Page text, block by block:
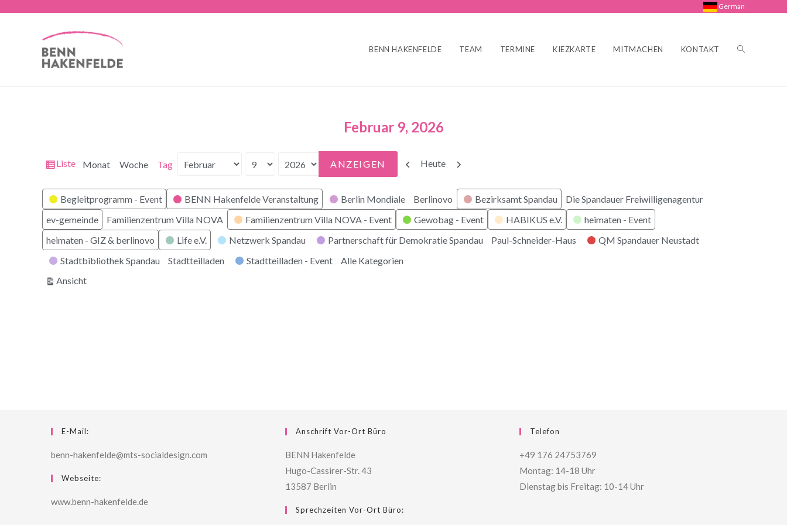
German
BENN HAKENFELDE TEAM TERMINE KIEZKARTE MITMACHEN KONTAKT
Februar 9, 2026
Ansicht
Liste Monat Woche Tag
Monat
Tag
Jahr
Zurück
Heute Weiter
Kategorien
Begleitprogramm - Event BENN Hakenfelde Veranstaltung Berlin Mondiale Berlinovo Bezirksamt Spandau
Die Spandauer Freiwilligenagentur
ev-gemeinde
Familienzentrum Villa NOVA Familienzentrum Villa NOVA - Event Gewobag - Event HABIKUS e.V.
heimaten - Event
heimaten - GIZ & berlinovo
Life e.V. Netzwerk Spandau Partnerschaft für Demokratie Spandau Paul-Schneider-Haus
QM Spandauer Neustadt
Stadtbibliothek Spandau
Stadtteilladen Stadtteilladen - Event
Alle Kategorien
Ansichtausdrucken
E-Mail:
benn-hakenfelde@mts-socialdesign.com
Webseite:
www.benn-hakenfelde.de
Anschrift Vor-Ort Büro
BENN Hakenfelde
Hugo-Cassirer-Str. 43
13587 Berlin
Sprechzeiten Vor-Ort Büro:
Telefon
+49 176 24753769
Montag: 14-18 Uhr
Dienstag bis Freitag: 10-14 Uhr